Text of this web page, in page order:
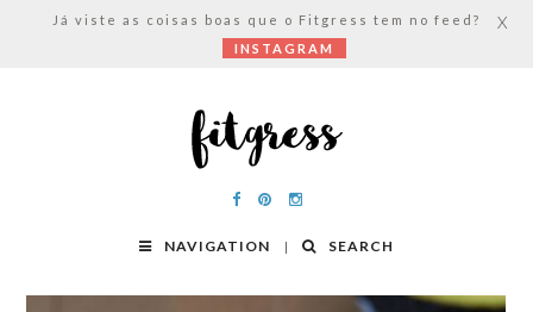
NAVIGATION SEARCH
Já viste as coisas boas que o Fitgress tem no feed?
INSTAGRAM
X